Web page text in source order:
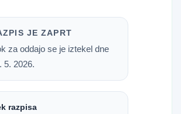
JE ZAPRT
za oddajo se je iztekel dne
5. 2026.
razpisa